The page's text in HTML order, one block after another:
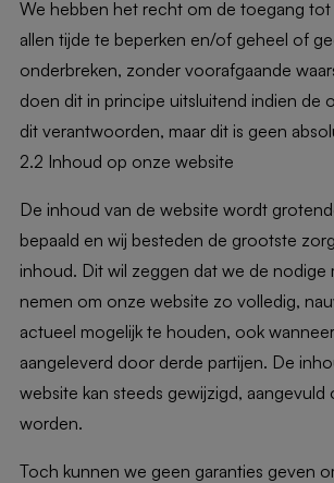
We hebben het recht om de toegang
allen tijde te beperken en/of geheel of
onderbreken, zonder voorafgaande
doen dit in principe uitsluitend indien de
dit verantwoorden, maar dit is geen
2.2 Inhoud op onze website
De inhoud van de website wordt
bepaald en wij besteden de grootste
inhoud. Dit wil zeggen dat we de nodige
nemen om onze website zo volledig,
actueel mogelijk te houden, ook
aangeleverd door derde partijen. De
website kan steeds gewijzigd, aangevuld
worden.
Toch kunnen we geen garanties geven